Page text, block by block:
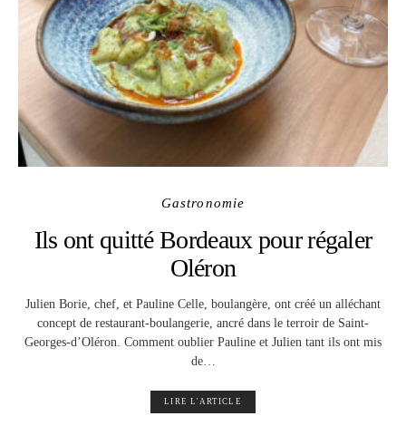
Gastronomie
Ils ont quitté Bordeaux pour régaler
Oléron
Julien Borie, chef, et Pauline Celle, boulangère, ont créé un alléchant
concept de restaurant-boulangerie, ancré dans le terroir de Saint-
Georges-d’Oléron. Comment oublier Pauline et Julien tant ils ont mis
de…
LIRE L'ARTICLE